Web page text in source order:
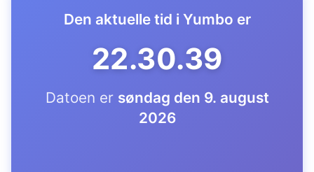
Den aktuelle tid i Yumbo er
22.30.40
Datoen er søndag den 9. august
2026